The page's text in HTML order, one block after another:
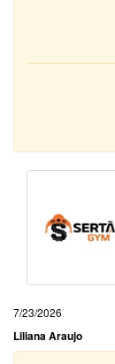
7/23/2026
Liliana Araujo